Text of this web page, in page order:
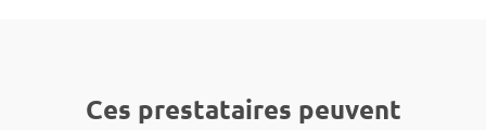
Ces prestataires peuvent